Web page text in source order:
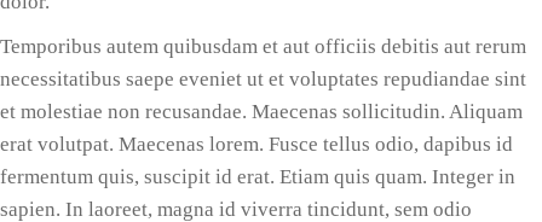
Temporibus autem quibusdam et aut officiis debitis aut rerum
necessitatibus saepe eveniet ut et voluptates repudiandae sint
et molestiae non recusandae. Maecenas sollicitudin. Aliquam
erat volutpat. Maecenas lorem. Fusce tellus odio, dapibus id
fermentum quis, suscipit id erat. Etiam quis quam. Integer in
sapien. In laoreet, magna id viverra tincidunt, sem odio